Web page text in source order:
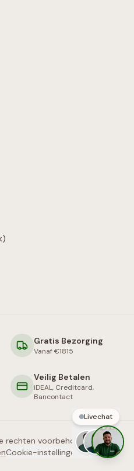
Gratis Bezorging
Vanaf €1815
Veilig Betalen
iDEAL, Creditcard,
Bancontact
rechten voorbehouden.
Cookie-instellingen
Livechat